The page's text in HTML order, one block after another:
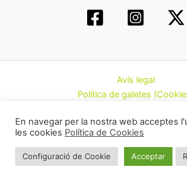
Avís legal
Política de galetes
Contacte
Cannàbiques de Catalunya
En navegar per la nostra web acceptes
les cookies Política de Cookies
Configuració de Cookie Acceptar